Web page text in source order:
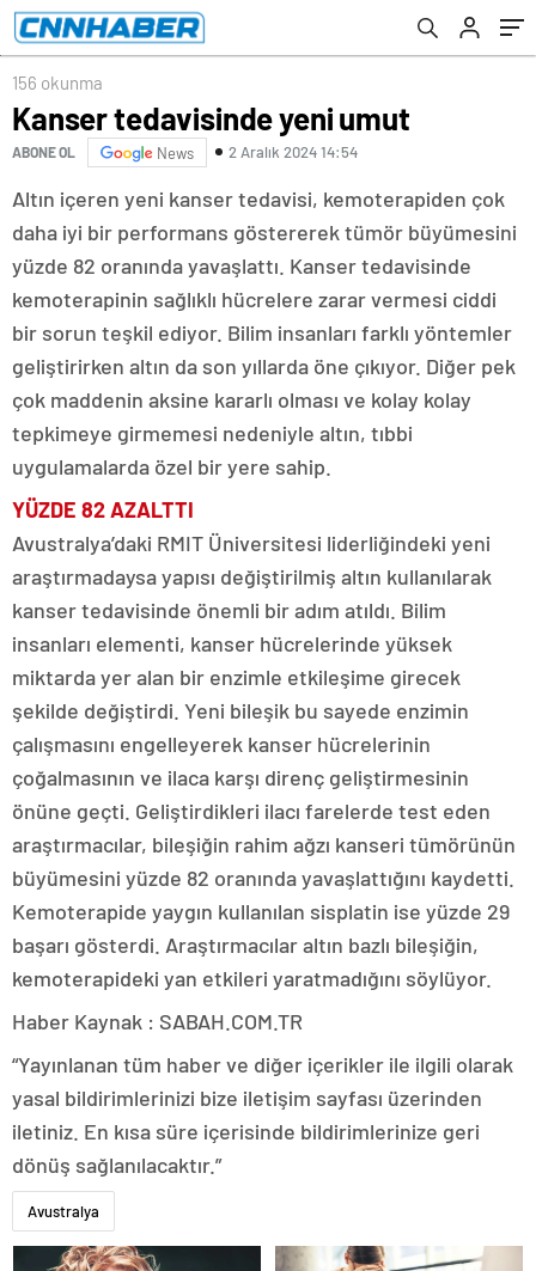
156 okunma
Kanser tedavisinde yeni umut
ABONE OL News 2 Aralık 2024 14:54
Altın içeren yeni kanser tedavisi, kemoterapiden çok
daha iyi bir performans göstererek tümör büyümesini
yüzde 82 oranında yavaşlattı. Kanser tedavisinde
kemoterapinin sağlıklı hücrelere zarar vermesi ciddi
bir sorun teşkil ediyor. Bilim insanları farklı yöntemler
geliştirirken altın da son yıllarda öne çıkıyor. Diğer pek
çok maddenin aksine kararlı olması ve kolay kolay
tepkimeye girmemesi nedeniyle altın, tıbbi
uygulamalarda özel bir yere sahip.
YÜZDE 82 AZALTTI
Avustralya’daki RMIT Üniversitesi liderliğindeki yeni
araştırmadaysa yapısı değiştirilmiş altın kullanılarak
kanser tedavisinde önemli bir adım atıldı. Bilim
insanları elementi, kanser hücrelerinde yüksek
miktarda yer alan bir enzimle etkileşime girecek
şekilde değiştirdi. Yeni bileşik bu sayede enzimin
çalışmasını engelleyerek kanser hücrelerinin
çoğalmasının ve ilaca karşı direnç geliştirmesinin
önüne geçti. Geliştirdikleri ilacı farelerde test eden
araştırmacılar, bileşiğin rahim ağzı kanseri tümörünün
büyümesini yüzde 82 oranında yavaşlattığını kaydetti.
Kemoterapide yaygın kullanılan sisplatin ise yüzde 29
başarı gösterdi. Araştırmacılar altın bazlı bileşiğin,
kemoterapideki yan etkileri yaratmadığını söylüyor.
Haber Kaynak : SABAH.COM.TR
“Yayınlanan tüm haber ve diğer içerikler ile ilgili olarak
yasal bildirimlerinizi bize iletişim sayfası üzerinden
iletiniz. En kısa süre içerisinde bildirimlerinize geri
dönüş sağlanılacaktır.”
Avustralya